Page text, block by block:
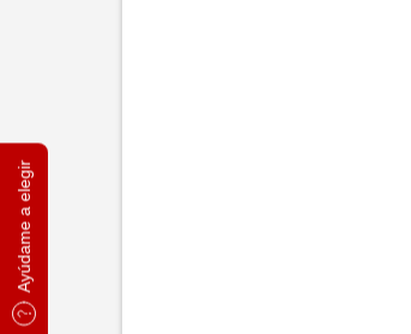
Ayúdame a elegir